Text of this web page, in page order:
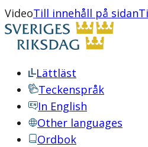
VideoTill innehåll på sidan
Lättläst
Teckenspråk
In English
Other languages
Ordbok